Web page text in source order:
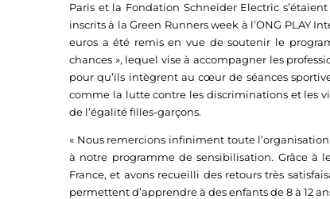
Paris et la Fondation Schneider Electric
inscrits à la Green Runners week à l’ONG PLAY
euros a été remis en vue de soutenir le
chances », lequel vise à accompagner les
pour qu’ils intègrent au cœur de séances
comme la lutte contre les discriminations et les
de l’égalité filles-garçons.
« Nous remercions infiniment toute
à notre programme de sensibilisation. Grâce à
France, et avons recueilli des retours très
permettent d’apprendre à des enfants de 8 à 12